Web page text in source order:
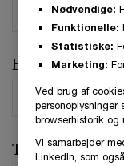
E-mail*
Telefonnummer
Nødvendige:
Funktionelle:
Statistiske:
Marketing:
Ved brug af
personoplysninger
browserhistorik og
Vi samarbejder
LinkedIn, som